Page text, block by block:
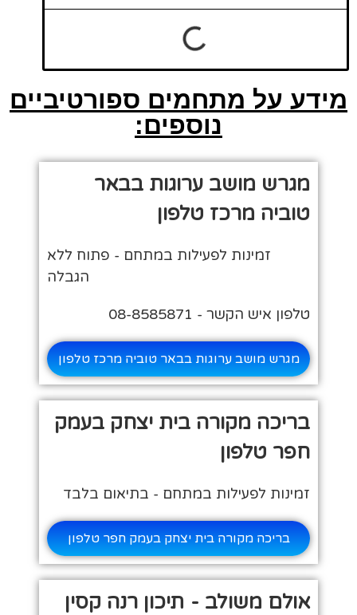
מידע על מתחמים ספורטיביים
נוספים:
מגרש מושב ערוגות בבאר
טוביה מרכז טלפון
זמינות לפעילות במתחם - פתוח ללא
הגבלה
טלפון איש הקשר - 08-8585871
מגרש מושב ערוגות בבאר טוביה מרכז טלפון
בריכה מקורה בית יצחק בעמק
חפר טלפון
זמינות לפעילות במתחם - בתיאום בלבד
בריכה מקורה בית יצחק בעמק חפר טלפון
אולם משולב - תיכון רנה קסין